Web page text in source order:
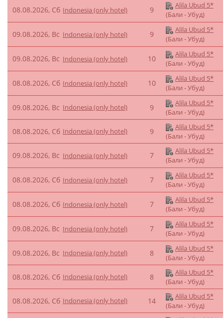
08.08.2026, Сб Indonesia (only hotel) 9
Alila Ubud 5*
(Бали - Убуд)
09.08.2026, Вс Indonesia (only hotel) 9
Alila Ubud 5*
(Бали - Убуд)
09.08.2026, Вс Indonesia (only hotel) 10
Alila Ubud 5*
(Бали - Убуд)
08.08.2026, Сб Indonesia (only hotel) 10
Alila Ubud 5*
(Бали - Убуд)
09.08.2026, Вс Indonesia (only hotel) 9
Alila Ubud 5*
(Бали - Убуд)
08.08.2026, Сб Indonesia (only hotel) 9
Alila Ubud 5*
(Бали - Убуд)
09.08.2026, Вс Indonesia (only hotel) 7
Alila Ubud 5*
(Бали - Убуд)
08.08.2026, Сб Indonesia (only hotel) 7
Alila Ubud 5*
(Бали - Убуд)
08.08.2026, Сб Indonesia (only hotel) 7
Alila Ubud 5*
(Бали - Убуд)
09.08.2026, Вс Indonesia (only hotel) 7
Alila Ubud 5*
(Бали - Убуд)
09.08.2026, Вс Indonesia (only hotel) 8
Alila Ubud 5*
(Бали - Убуд)
08.08.2026, Сб Indonesia (only hotel) 8
Alila Ubud 5*
(Бали - Убуд)
08.08.2026, Сб Indonesia (only hotel) 14
Alila Ubud 5*
(Бали - Убуд)